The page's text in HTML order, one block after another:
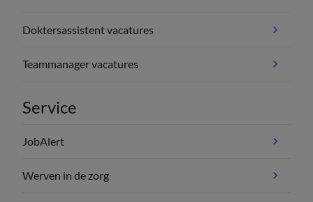
Doktersassistent vacatures
Teammanager vacatures
Service
JobAlert
Werven in de zorg